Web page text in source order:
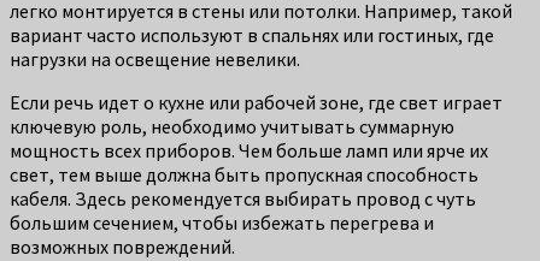
легко монтируется в стены или потолки. Например, такой
вариант часто используют в спальнях или гостиных, где
нагрузки на освещение невелики.
Если речь идет о кухне или рабочей зоне, где свет играет
ключевую роль, необходимо учитывать суммарную
мощность всех приборов. Чем больше ламп или ярче их
свет, тем выше должна быть пропускная способность
кабеля. Здесь рекомендуется выбирать провод с чуть
большим сечением, чтобы избежать перегрева и
возможных повреждений.